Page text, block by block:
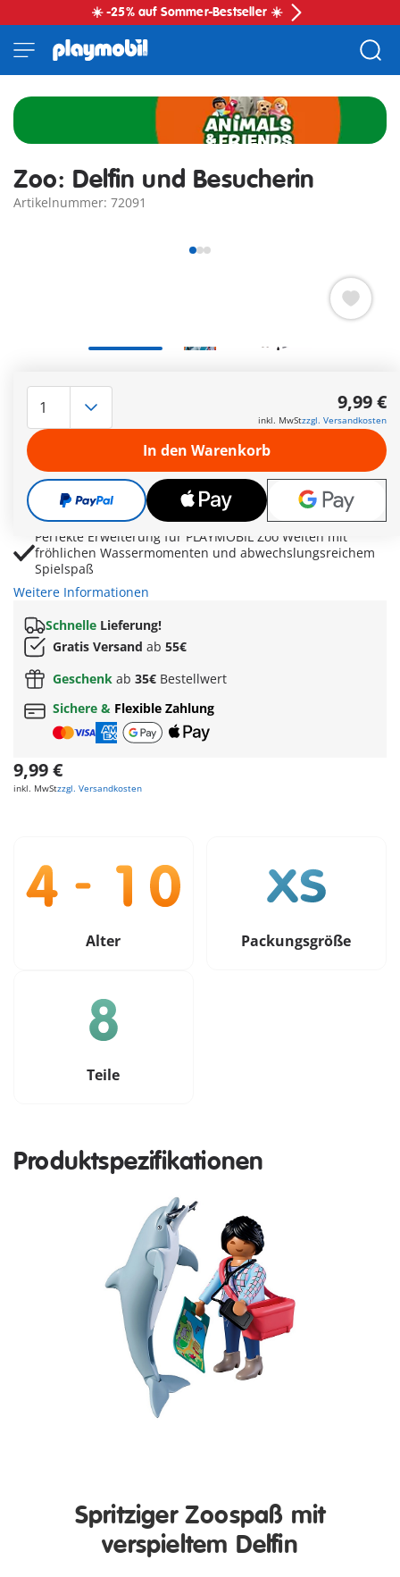
☀️ -25% auf Sommer-Bestseller ☀️
Zoo: Delfin und Besucherin
Artikelnummer: 72091
Schwimmbewegung für spannende Zooszenen am Wasser
Interaktive Fütterung mit Fisch sorgt für lebendige
Tierbeobachtungen und kreatives Rollenspiel
Besucherin mit Tasche, Landkarte und MP3-Player ergänzt
authentische Zoobesuche voller Entdeckungen
Fördert Fantasie, Aufmerksamkeit und spielerisches
Lernen durch spannende Begegnungen mit Meerestieren
Perfekte Erweiterung für PLAYMOBIL Zoo Welten mit
fröhlichen Wassermomenten und abwechslungsreichem
Spielspaß
Weitere Informationen
Schnelle Lieferung!
Gratis Versand ab 55€
Geschenk ab 35€ Bestellwert
Sichere & Flexible Zahlung
9,99 €
inkl. MwStzzgl. Versandkosten
9,99 €
inkl. MwStzzgl. Versandkosten
In den Warenkorb
Alter Packungsgröße
Teile
Produktspezifikationen
Spritziger Zoospaß mit
verspieltem Delfin